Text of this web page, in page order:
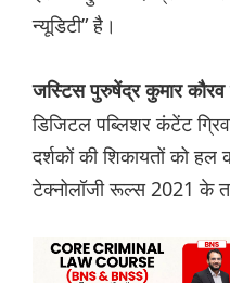
न्यूडिटी” है।
जस्टिस पुरुषेंद्र कुमार कौरव
डिजिटल पब्लिशर कंटेंट
दर्शकों की शिकायतों को हल
टेक्नोलॉजी रूल्स 2021 के